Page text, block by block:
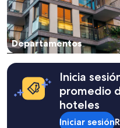
Departamentos
Inicia
promedio
hoteles
Iniciar sesión